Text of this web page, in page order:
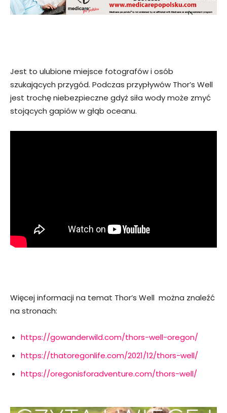
Jest to ulubione miejsce fotografów i osób
szukających przygód. Podczas przypływów Thor’s Well
jest trochę niebezpieczne gdyż siła wody może zmyć
stojących gapiów w głąb oceanu.
Więcej informacji na temat Thor’s Well można znaleźć
na stronach:
https://gowanderwild.com/thors-well-oregon/
https://thatoregonlife.com/2021/12/thors-well/
https://oregonisforadventure.com/thors-well/